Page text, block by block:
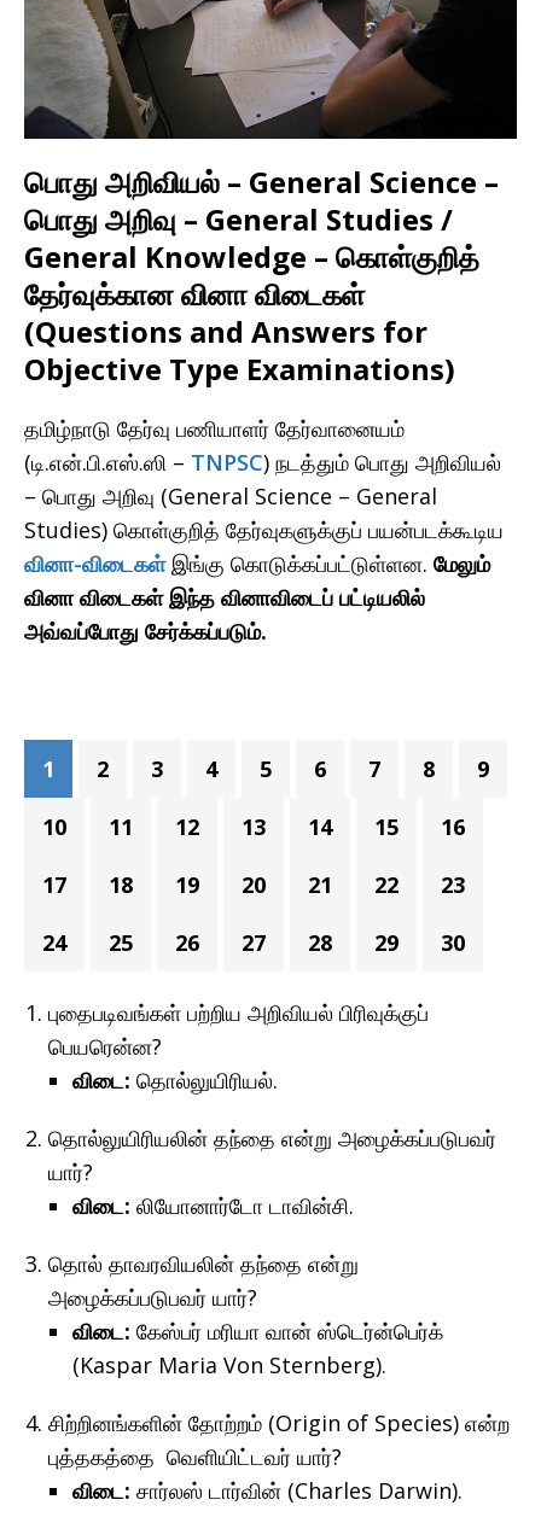
பொது அறிவியல் – General Science –
பொது அறிவு – General Studies /
General Knowledge – கொள்குறித்
தேர்வுக்கான வினா விடைகள்
(Questions and Answers for
Objective Type Examinations)
தமிழ்நாடு தேர்வு பணியாளர் தேர்வானையம்
(டி.என்.பி.எஸ்.ஸி – TNPSC) நடத்தும் பொது அறிவியல்
– பொது அறிவு (General Science – General
Studies) கொள்குறித் தேர்வுகளுக்குப் பயன்படக்கூடிய
வினா-விடைகள்இங்கு கொடுக்கப்பட்டுள்ளன. மேலும்
வினா விடைகள் இந்த வினாவிடைப் பட்டியலில்
அவ்வப்போது சேர்க்கப்படும்.
1 2 3 4 5 6 7 8
9
10
11 12 13 14 15
16
17
18 19 20 21 22
23
24
25 26 27 28 29 30
புதைபடிவங்கள் பற்றிய அறிவியல் பிரிவுக்குப்
பெயரென்ன?
விடை: தொல்லுயிரியல்.
தொல்லுயிரியலின் தந்தை என்று அழைக்கப்படுபவர்
யார்?
விடை: லியோனார்டோ டாவின்சி.
தொல் தாவரவியலின் தந்தை என்று
அழைக்கப்படுபவர் யார்?
விடை: கேஸ்பர் மரியா வான் ஸ்டெர்ன்பெர்க்
(Kaspar Maria Von Sternberg).
சிற்றினங்களின் தோற்றம் (Origin of Species) என்ற
புத்தகத்தை வெளியிட்டவர் யார்?
விடை: சார்லஸ் டார்வின் (Charles Darwin).